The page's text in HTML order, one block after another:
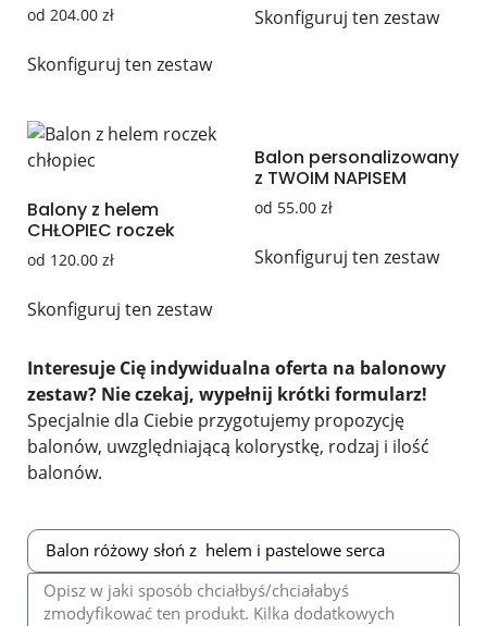
od 204.00 zł
Skonfiguruj ten zestaw
Skonfiguruj ten zestaw
Balony z helem
CHŁOPIEC roczek
od 120.00 zł
Skonfiguruj ten zestaw
Balon personalizowany
z TWOIM NAPISEM
od 55.00 zł
Skonfiguruj ten zestaw
Interesuje Cię indywidualna oferta na balonowy
zestaw? Nie czekaj, wypełnij krótki formularz!
Specjalnie dla Ciebie przygotujemy propozycję
balonów, uwzględniającą kolorystkę, rodzaj i ilość
balonów.